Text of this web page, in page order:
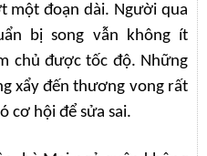
một đoạn dài. Người qua
bị song vẫn không ít
chủ được tốc độ. Những
xẩy đến thương vong rất
cơ hội để sửa sai.